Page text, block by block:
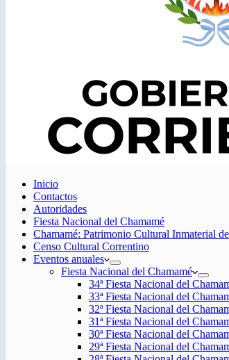
Inicio
Contactos
Autoridades
Fiesta Nacional del Chamamé
Chamamé: Patrimonio Cultural Inmaterial
Censo Cultural Correntino
Eventos anuales
Fiesta Nacional del Chamamé
34ª Fiesta Nacional del
33ª Fiesta Nacional del
32ª Fiesta Nacional del
31ª Fiesta Nacional del
30ª Fiesta Nacional del
29ª Fiesta Nacional del